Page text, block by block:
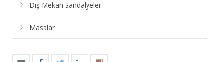
Dış Mekan Sandalyeler
Masalar